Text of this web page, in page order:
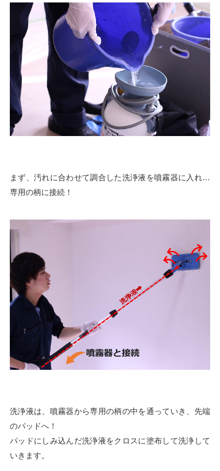
まず、汚れに合わせて調合した洗浄液を噴霧器に入れ…
専用の柄に接続！
洗浄液は、噴霧器から専用の柄の中を通っていき、先端
のパッドへ！
パッドにしみ込んだ洗浄液をクロスに塗布して洗浄して
いきます。